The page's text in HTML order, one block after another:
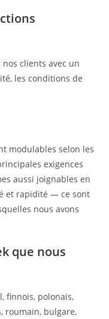
clients avec un
les conditions de
modulables selon les
exigences
aussi joignables en
et rapidité — ce sont
nous avons
que nous
finnois, polonais,
roumain, bulgare,